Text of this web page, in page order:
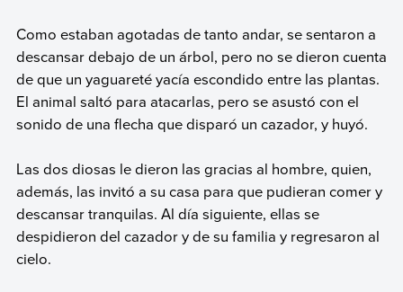
Como estaban agotadas de tanto andar, se sentaron a
descansar debajo de un árbol, pero no se dieron cuenta
de que un yaguareté yacía escondido entre las plantas.
El animal saltó para atacarlas, pero se asustó con el
sonido de una flecha que disparó un cazador, y huyó.
Las dos diosas le dieron las gracias al hombre, quien,
además, las invitó a su casa para que pudieran comer y
descansar tranquilas. Al día siguiente, ellas se
despidieron del cazador y de su familia y regresaron al
cielo.